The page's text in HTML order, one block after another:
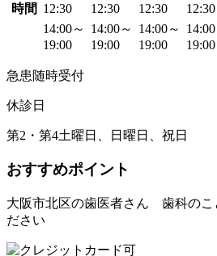
時間 12:30
12:30
12:30
12:30
14:00～
19:00
14:00～
19:00
14:00～
19:00
19:00
急患随時受付
休診日
第2・第4土曜日、日曜日、祝日
おすすめポイント
大阪市北区の歯医者さん 歯科のこ
ださい